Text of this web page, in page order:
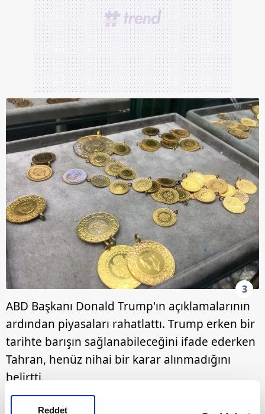
Reddet
3
ABD Başkanı Donald Trump'ın açıklamalarının
ardından piyasaları rahatlattı. Trump erken bir
tarihte barışın sağlanabileceğini ifade ederken
Tahran, henüz nihai bir karar alınmadığını
belirtti.